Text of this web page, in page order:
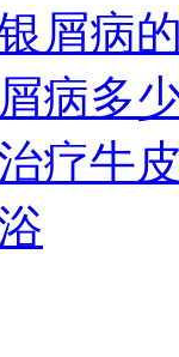
屑病
病多
疗牛